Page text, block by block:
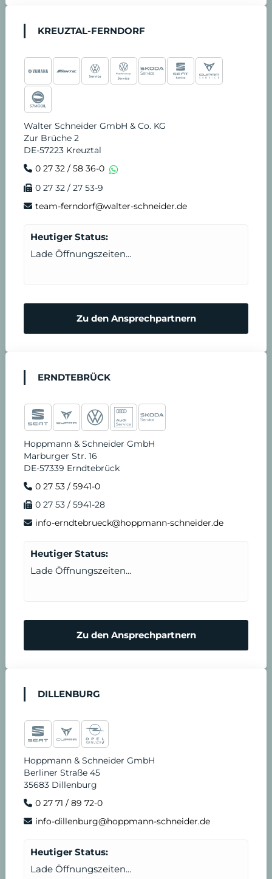
KREUZTAL-FERNDORF
Walter Schneider GmbH & Co. KG
Zur Brüche 2
DE-57223 Kreuztal
0 27 32 / 58 36-0
0 27 32 / 27 53-9
team-ferndorf@walter-schneider.de
Heutiger Status:
Lade Öffnungszeiten...
Zu den Ansprechpartnern
ERNDTEBRÜCK
Hoppmann & Schneider GmbH
Marburger Str. 16
DE-57339 Erndtebrück
0 27 53 / 5941-0
0 27 53 / 5941-28
info-erndtebrueck@hoppmann-schneider.de
Heutiger Status:
Lade Öffnungszeiten...
Zu den Ansprechpartnern
DILLENBURG
Hoppmann & Schneider GmbH
Berliner Straße 45
35683 Dillenburg
0 27 71 / 89 72-0
info-dillenburg@hoppmann-schneider.de
Heutiger Status:
Lade Öffnungszeiten...